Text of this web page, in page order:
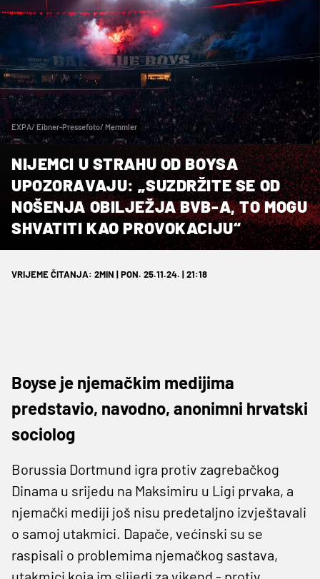
EXPA/ Eibner-Pressefoto/ Memmler
NIJEMCI U STRAHU OD BOYSA
UPOZORAVAJU: „SUZDRŽITE SE OD
NOŠENJA OBILJEŽJA BVB-A, TO MOGU
SHVATITI KAO PROVOKACIJU“
VRIJEME ČITANJA: 2MIN | PON. 25.11.24. | 21:18
Boyse je njemačkim medijima
predstavio, navodno, anonimni hrvatski
sociolog
Borussia Dortmund igra protiv zagrebačkog
Dinama u srijedu na Maksimiru u Ligi prvaka, a
njemački mediji još nisu predetaljno izvještavali
o samoj utakmici. Dapače, većinski su se
raspisali o problemima njemačkog sastava,